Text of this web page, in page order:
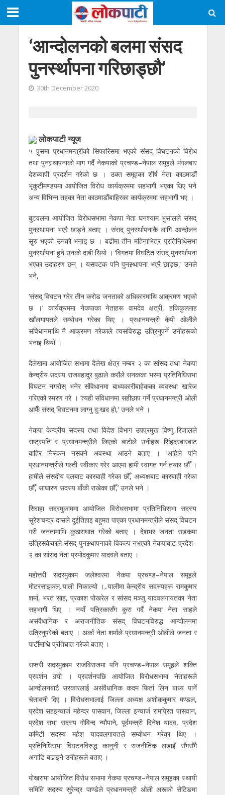
‘आन्दोलनको बलमा संसद
पुनर्स्थापना गरिछाड्छौ’
30th December 2020
लोकपाटी न्यूज
५ पुसमा प्रधानमन्त्रीको सिफारिसमा भएको संसद् विघटनको विरोध
तथा पुनस्र्थापनाको माग गर्दै नेकपाको प्रचण्ड–नेपाल समूहले मंगलबार
देशव्यापी प्रदर्शन गरेको छ । उक्त समूहका शीर्ष नेता काठमाडौं
भृकुटीमण्डपमा आयोजित विरोध कार्यक्रममा सहभागी भएका थिए भने
अन्य विभिन्न तहका नेता काठमाडौंबाहिरका कार्यक्रममा सहभागी भए ।
बुटवलमा आयोजित विरोधसभामा नेकपा नेता घनश्याम भुसालले संसद्
पुनस्र्थापना भएरै छाड्ने बताए । संसद् पुनर्स्थापनाकै लागि आन्दोलन
सुरु भएको उनको भनाइ छ । बढीमा तीन महिनाभित्र प्रतिनिधिसभा
पुनर्स्थापना हुने उनको दाबी थियो । ‘विगतमा विघटित संसद् पुनर्स्थापना
भएका उदाहरण छन् । यसपटक पनि पुनस्र्थापना भएरै छाड्छ,’ उनले
भने,
‘संसद् विघटन गरेर तीन करोड जनताको अधिकारमाथि आक्रमण भएको
छ ।’ कार्यक्रममा नेकपाका नेताहरू वामदेव क्षत्री, हकिकुल्लाह
खाँलगायतले सम्बोधन गरेका थिए । प्रधानमन्त्री केपी ओलीले
संविधानमाथि नै आक्रमण गरेकाले त्यसविरुद्ध उत्रिनुपर्ने उनीहरूको
भनाइ थियो ।
दैलेखमा आयोजित सभामा दैलेख क्षेत्र नम्बर २ का सांसद तथा नेकपा
केन्द्रीय सदस्य राजबहादुर बुढाले कसैले सनकका भरमा प्रतिनिधिसभा
विघटन नगरोस् भनेर संविधानमा बाध्यकारीबाहेकका व्यवस्था खारेज
गरिएको स्मरण गरे । ‘त्यही संविधानमा सहीछाप गर्ने प्रधानमन्त्री ओली
आफैँ संसद् विघटनमा लाग्नु दुःखद हो,’ उनले भने ।
नेकपा केन्द्रीय सदस्य तथा विदेश विभाग उपप्रमुख विष्णु रिजालले
राष्ट्रपति र प्रधानमन्त्रीले लिएको बाटोले उनीहरू सिंहदरबारबाट
बाहिर निस्कन नसक्ने अवस्था आउने बताए । ‘अहिले पनि
प्रधानमन्त्रीले गल्ती स्वीकार गरेर आएमा हामी स्वागत गर्न तयार छौँ ।
हामीले संसदीय दलबाट कारबाही गरेका छौँ, अध्यक्षबाट कारबाही गरेका
छौँ, साधारण सदस्य बाँकी राखेका छौँ,’ उनले भने ।
सिराहा सदरमुकाममा आयोजित विरोधसभामा प्रतिनिधिसभा सदस्य
सुरेशचन्द्र दासले दुईतिहाइ बहुमत पाएका प्रधानमन्त्रीले संसद् विघटन
गरी जनतामाथि कुठाराघात गरेको बताए । देशभर जनता सडकमा
उत्रिसकेकाले संसद् पुनस्र्थापनाको विकल्प नभएको नेकपाबाट प्रदेश–
२ का सांसद नेता प्रमोदकुमार यादवले बताए ।
महोत्तरी सदरमुकाम जलेश्वरमा नेकपा प्रचण्ड–नेपाल समूहले
मोटरसाइकल र्‍याली निकाल्यो । र्‍यालीमा केन्द्रीय सदस्यहरू रामकुमार
शर्मा, भरत साह, प्रकाश पोखरेल र सांसद मञ्जु यादवलगायतका नेता
सहभागी थिए । नयाँ पत्रिकासँग कुरा गर्दै नेकपा नेता साहले
असंवैधानिक र अराजनीतिक संसद् विघटनविरुद्ध आन्दोलनमा
उत्रिनुपरेको बताए । अर्का नेता शर्माले प्रधानमन्त्री ओलीले जनता र
पार्टीमाथि प्रतिघात गरेको बताए ।
सप्तरी सदरमुकाम राजविराजमा पनि प्रचण्ड–नेपाल समूहले शक्ति
प्रदर्शन गर्‍यो । प्रदर्शनपछि आयोजित विरोधसभामा नेताहरूले
आन्दोलनबाटै सरकारलाई असंवैधानिक कदम फिर्ता लिन बाध्य पार्ने
चेतावनी दिए । विरोधसभालाई जिल्ला अध्यक्ष अशोककुमार मण्डल,
प्रदेश सहइन्चार्ज महेन्द्र पासवान, जिल्ला इन्चार्ज रामप्रित पासवान,
प्रदेश सभा सदस्य गोविन्द न्यौपाने, पूर्वमन्त्री दिनेश यादव, प्रदेश
कमिटी सदस्य महेश यादवलगायतले सम्बोधन गरेका थिए ।
प्रतिनिधिसभा विघटनविरुद्ध कानुनी र राजनीतिक लडाइँ सँगसँगै
अगाडि बढाइने उनीहरूले बताए ।
पोखरामा आयोजित विरोध सभामा नेकपा प्रचण्ड–नेपाल समूहका स्थायी
समिति सदस्य सुरेन्द्र पाण्डेले प्रधानमन्त्री ओली अरूको सेटिङमा